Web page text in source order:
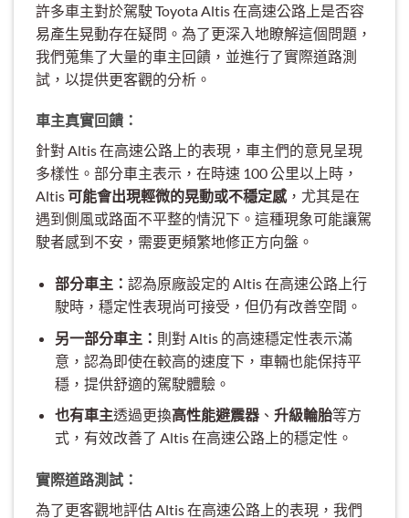
許多車主對於駕駛 Toyota Altis 在高速公路上是否容
易產生晃動存在疑問。為了更深入地瞭解這個問題，
我們蒐集了大量的車主回饋，並進行了實際道路測
試，以提供更客觀的分析。
車主真實回饋：
針對 Altis 在高速公路上的表現，車主們的意見呈現
多樣性。部分車主表示，在時速 100 公里以上時，
Altis 可能會出現輕微的晃動或不穩定感，尤其是在
遇到側風或路面不平整的情況下。這種現象可能讓駕
駛者感到不安，需要更頻繁地修正方向盤。
部分車主： 認為原廠設定的 Altis 在高速公路上行
駛時，穩定性表現尚可接受，但仍有改善空間。
另一部分車主： 則對 Altis 的高速穩定性表示滿
意，認為即使在較高的速度下，車輛也能保持平
穩，提供舒適的駕駛體驗。
也有車主透過更換高性能避震器、 升級輪胎等方
式，有效改善了 Altis 在高速公路上的穩定性。
實際道路測試：
為了更客觀地評估 Altis 在高速公路上的表現，我們